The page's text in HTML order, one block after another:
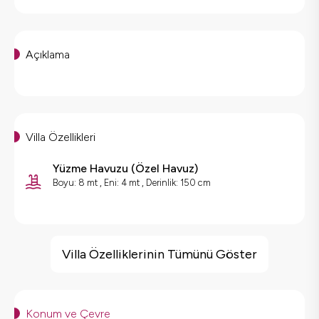
Açıklama
Villa Özellikleri
Yüzme Havuzu (Özel Havuz)
Boyu: 8 mt , Eni: 4 mt , Derinlik: 150 cm
Barbekü
Salıncak
Villa Özelliklerinin Tümünü Göster
Konum ve Çevre